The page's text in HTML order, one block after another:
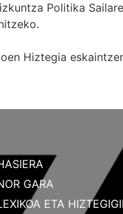
Politika
Hiztegia
GARA
ETA